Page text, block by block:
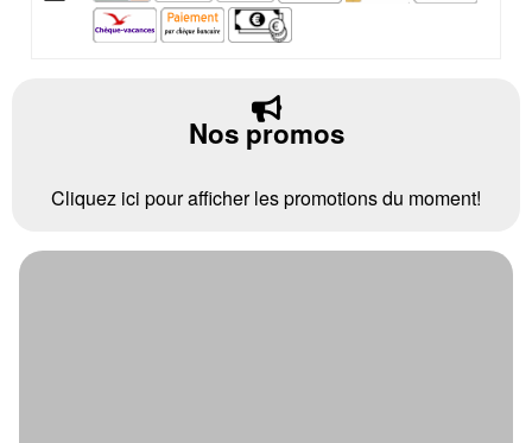
Nos promos
Cliquez ici pour afficher les promotions du moment!